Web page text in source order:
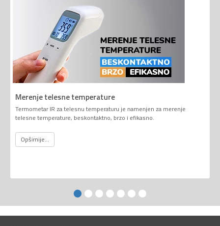
Merenje telesne temperature
Termometar IR za telesnu temperaturu je namenjen za merenje
telesne temperature, beskontaktno, brzo i efikasno.
Opširnije...